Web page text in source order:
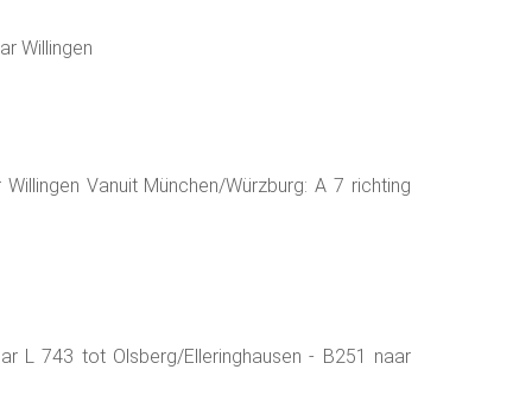
Willingen
Vanuit München/Würzburg: A 7 richting
L 743 tot Olsberg/Elleringhausen - B251 naar